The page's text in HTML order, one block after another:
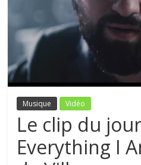
Musique Vidéo
Le clip du
Everything I